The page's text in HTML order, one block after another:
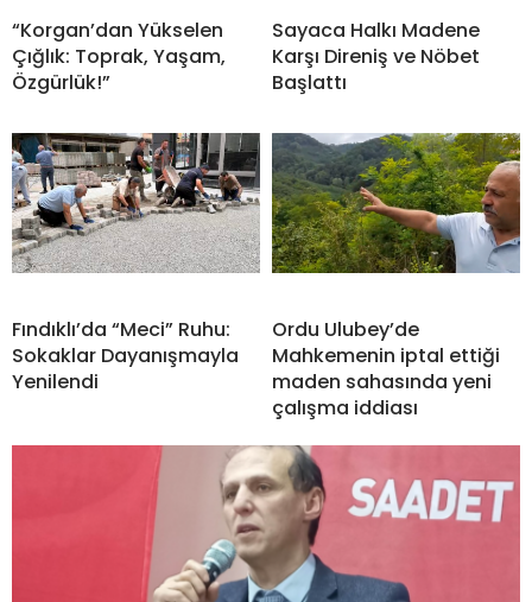
“Korgan’dan Yükselen
Çığlık: Toprak, Yaşam,
Özgürlük!”
Sayaca Halkı Madene
Karşı Direniş ve Nöbet
Başlattı
Fındıklı’da “Meci” Ruhu:
Sokaklar Dayanışmayla
Yenilendi
Ordu Ulubey’de
Mahkemenin iptal ettiği
maden sahasında yeni
çalışma iddiası